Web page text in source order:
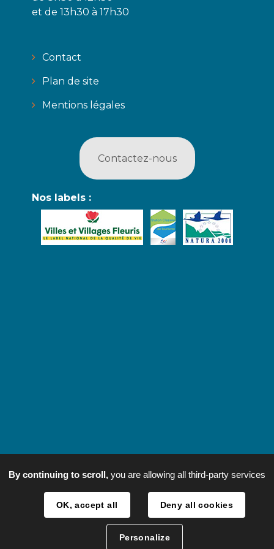
et de 13h30 à 17h30
Contact
Plan de site
Mentions légales
Contactez-nous
Nos labels :
By continuing to scroll, you are allowing all third-party services
OK, accept all Deny all cookies
Personalize